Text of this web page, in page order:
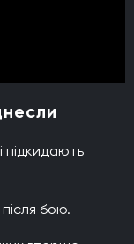
підкидають
бою.